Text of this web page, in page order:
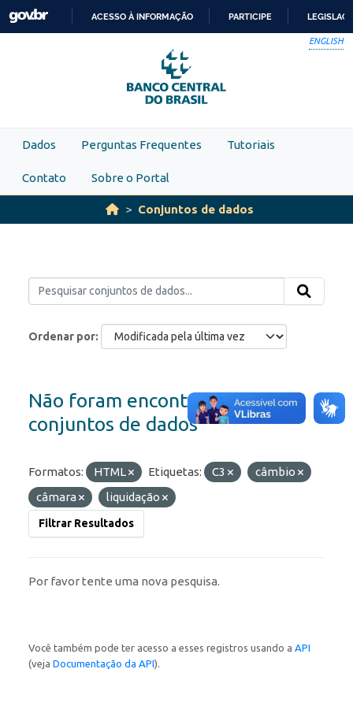
Skip to main content
PARA
O
CONTEÚDO
ACESSO À INFORMAÇÃO PARTICIPE
ENGLISH
Dados Perguntas Frequentes Tutoriais
Contato Sobre o Portal
Conjuntos de dados
Ordenar por
Não foram encontrados
conjuntos de dados
Formatos: HTML Etiquetas: C3
câmbio
câmara
liquidação
Filtrar Resultados
Por favor tente uma nova pesquisa.
Você também pode ter acesso a esses registros usando a API
(veja Documentação da API).